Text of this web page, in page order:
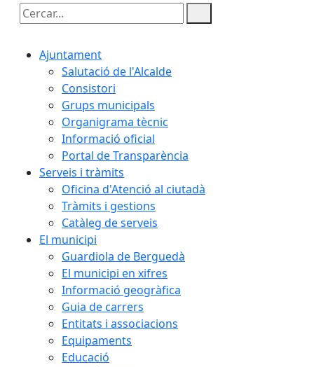
Cercar:
Ajuntament
Salutació de l'Alcalde
Consistori
Grups municipals
Organigrama tècnic
Informació oficial
Portal de Transparència
Serveis i tràmits
Oficina d'Atenció al ciutadà
Tràmits i gestions
Catàleg de serveis
El municipi
Guardiola de Berguedà
El municipi en xifres
Informació geogràfica
Guia de carrers
Entitats i associacions
Equipaments
Educació